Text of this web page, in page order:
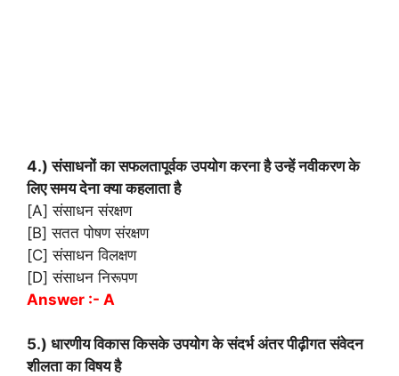
4.) संसाधनों का सफलतापूर्वक उपयोग करना है उन्हें नवीकरण के
लिए समय देना क्या कहलाता है
[A] संसाधन संरक्षण
[B] सतत पोषण संरक्षण
[C] संसाधन विलक्षण
[D] संसाधन निरूपण
Answer :- A
5.) धारणीय विकास किसके उपयोग के संदर्भ अंतर पीढ़ीगत संवेदन
शीलता का विषय है